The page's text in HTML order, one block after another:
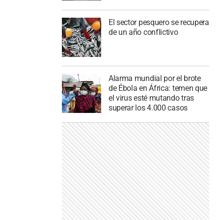
El sector pesquero se recupera
de un año conflictivo
Alarma mundial por el brote
de Ébola en África: temen que
el virus esté mutando tras
superar los 4.000 casos